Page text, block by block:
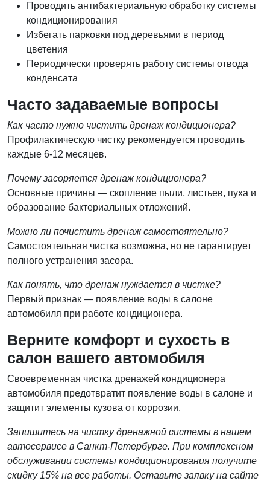
Проводить антибактериальную обработку системы
кондиционирования
Избегать парковки под деревьями в период
цветения
Периодически проверять работу системы отвода
конденсата
Часто задаваемые вопросы
Как часто нужно чистить дренаж кондиционера?
Профилактическую чистку рекомендуется проводить
каждые 6-12 месяцев.
Почему засоряется дренаж кондиционера?
Основные причины — скопление пыли, листьев, пуха и
образование бактериальных отложений.
Можно ли почистить дренаж самостоятельно?
Самостоятельная чистка возможна, но не гарантирует
полного устранения засора.
Как понять, что дренаж нуждается в чистке?
Первый признак — появление воды в салоне
автомобиля при работе кондиционера.
Верните комфорт и сухость в
салон вашего автомобиля
Своевременная чистка дренажей кондиционера
автомобиля предотвратит появление воды в салоне и
защитит элементы кузова от коррозии.
Запишитесь на чистку дренажной системы в нашем
автосервисе в Санкт-Петербурге. При комплексном
обслуживании системы кондиционирования получите
скидку 15% на все работы. Оставьте заявку на сайте